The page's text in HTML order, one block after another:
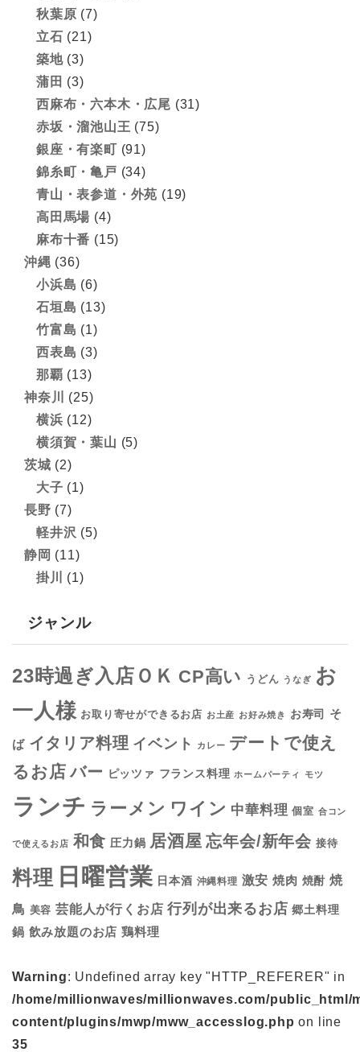
秋葉原 (7)
立石 (21)
築地(3)
蒲田 (3)
西麻布・六本木・広尾 (31)
赤坂・溜池山王 (75)
銀座・有楽町 (91)
錦糸町・亀戸 (34)
青山・表参道・外苑 (19)
高田馬場 (4)
麻布十番 (15)
沖縄 (36)
小浜島 (6)
石垣島 (13)
竹富島 (1)
西表島 (3)
那覇 (13)
神奈川
(25)
横浜 (12)
横須賀・葉山 (5)
茨城 (2)
大子 (1)
長野 (7)
軽井沢 (5)
静岡 (11)
掛川
(1)
ジャンル
23時過ぎ入店ＯＫ CP高い うどん うなぎ お
一人様 お取り寄せができるお店 お土産 お好み焼き お寿司 そ
ば イタリア料理 イベント カレー デートで使え
るお店 バー ピッツァ フランス料理 ホームパーティ モツ
ランチ ラーメン ワイン 中華料理 個室 合コン
で使えるお店 和食 圧力鍋 居酒屋 忘年会/新年会 接待
料理 日曜営業 日本酒 沖縄料理 激安 焼肉 焼酎 焼
鳥 美容 芸能人が行くお店 行列が出来るお店 郷土料理
鍋 飲み放題のお店 鶏料理
Warning: Undefined array key "HTTP_REFERER" in
/home/millionwaves/millionwaves.com/public_html/
content/plugins/mwp/mww_accesslog.php on line
35